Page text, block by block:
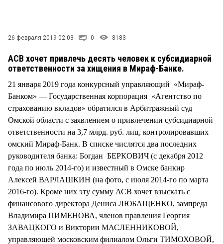
26 февраля 2019 02:03 0 8183
АСВ хочет привлечь десять человек к субсидиарной
ответственности за хищения в Мираф-Банке.
21 января 2019 года конкурсный управляющий «Мираф-
Банком» — Государственная корпорация «Агентство по
страхованию вкладов» обратился в Арбитражный суд
Омской области с заявлением о привлечении субсидиарной
ответственности на 3,7 млрд. руб. лиц, контролировавших
омский Мираф-Банк. В списке числятся два последних
руководителя банка: Богдан БЕРКОВИЧ (с декабря 2012
года по июль 2014-го) и известный в Омске банкир
Алексей ВАРЛАШКИН (на фото, с июля 2014-го по марта
2016-го). Кроме них эту сумму АСВ хочет взыскать с
финансового директора Дениса ЛЮБАЩЕНКО, зампреда
Владимира ПИМЕНОВА, членов правления Георгия
ЗАВАЦКОГО и Виктории МАСЛЕННИКОВОЙ,
управляющей московским филиалом Ольги ТИМОХОВОЙ,